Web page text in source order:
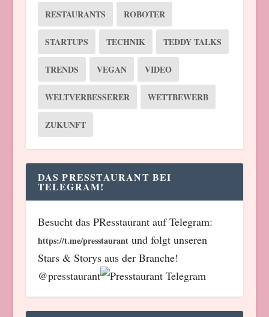
RESTAURANTS ROBOTER
STARTUPS TECHNIK TEDDY TALKS
TRENDS VEGAN VIDEO
WELTVERBESSERER WETTBEWERB
ZUKUNFT
DAS PRESSTAURANT BEI
TELEGRAM!
Besucht das PResstaurant auf Telegram:
https://t.me/presstaurantund folgt unseren
Stars & Storys aus der Branche!
@presstaurant